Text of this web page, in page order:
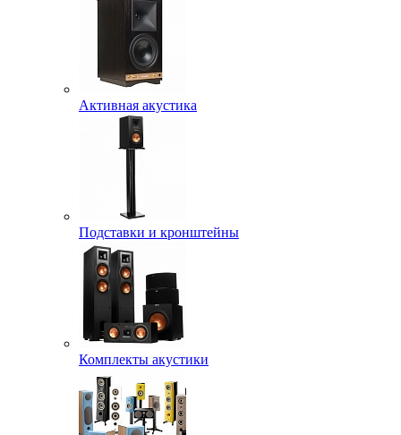
Активная акустика
Подставки и кронштейны
Комплекты акустики